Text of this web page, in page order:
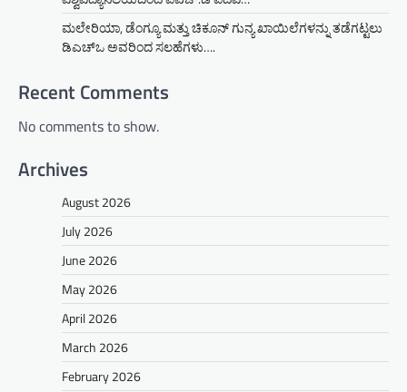
ಮಲೇರಿಯಾ, ಡೆಂಗ್ಯೂ ಮತ್ತು ಚಿಕೂನ್ ಗುನ್ಯ ಖಾಯಿಲೆಗಳನ್ನು ತಡೆಗಟ್ಟಲು
ಡಿಎಚ್‌ಒ ಅವರಿಂದ ಸಲಹೆಗಳು….
Recent Comments
No comments to show.
Archives
August 2026
July 2026
June 2026
May 2026
April 2026
March 2026
February 2026